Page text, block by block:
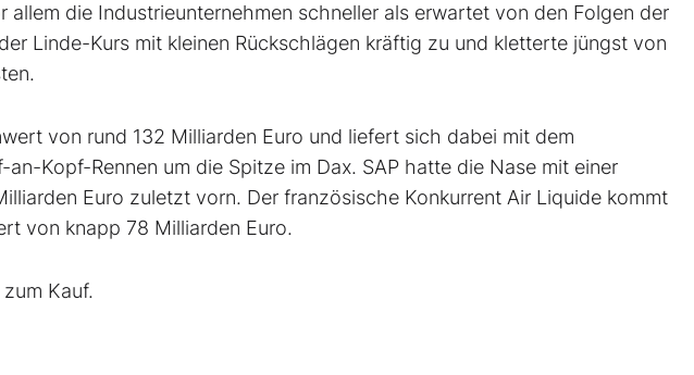
die Industrieunternehmen schneller als erwartet von den Folgen der
Linde-Kurs mit kleinen Rückschlägen kräftig zu und kletterte jüngst von
von rund 132 Milliarden Euro und liefert sich dabei mit dem
an-Kopf-Rennen um die Spitze im Dax. SAP hatte die Nase mit einer
Euro zuletzt vorn. Der französische Konkurrent Air Liquide kommt
von knapp 78 Milliarden Euro.
Kauf.